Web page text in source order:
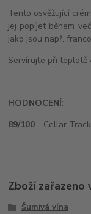
Tento osvěžující
jej popíjet během
jako jsou např.
Servírujte při teplotě
HODNOCENÍ:
89/100 - Cellar
Zboží zařazeno
Šumivá vína